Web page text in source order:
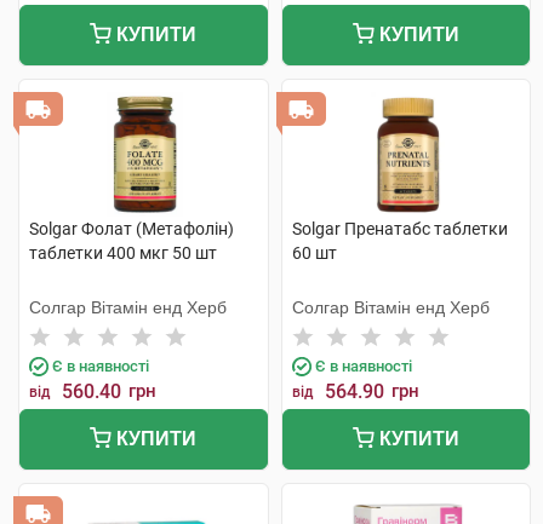
КУПИТИ КУПИТИ
Solgar Фолат (Метафолін)
таблетки 400 мкг 50 шт
Солгар Вітамін енд Херб
Є в наявності
від 560.40 грн
КУПИТИ
Solgar Пренатабс таблетки
60 шт
Солгар Вітамін енд Херб
Є в наявності
від 564.90 грн
КУПИТИ